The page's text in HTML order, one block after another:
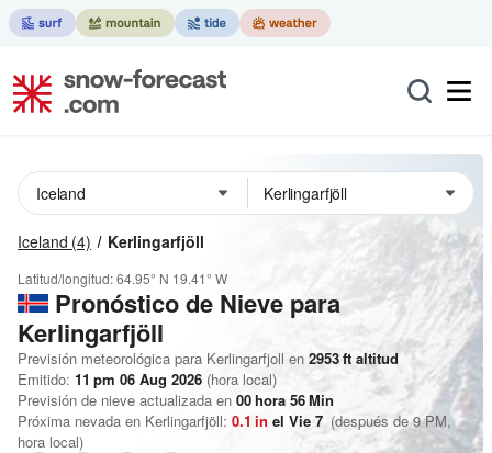
Iceland (4) Kerlingarfjöll
Latitud/longitud:64.95° N 19.41° W
Pronóstico de Nieve para
Kerlingarfjöll
Previsión meteorológica para Kerlingarfjoll en 2953ft altitud
Emitido: 11 pm 06 Aug 2026 (hora local)
Previsión de nieve actualizada en 00hora 56Min
Próxima nevada en Kerlingarfjöll: 0.1 in el Vie 7 (después de 9 PM,
hora local)